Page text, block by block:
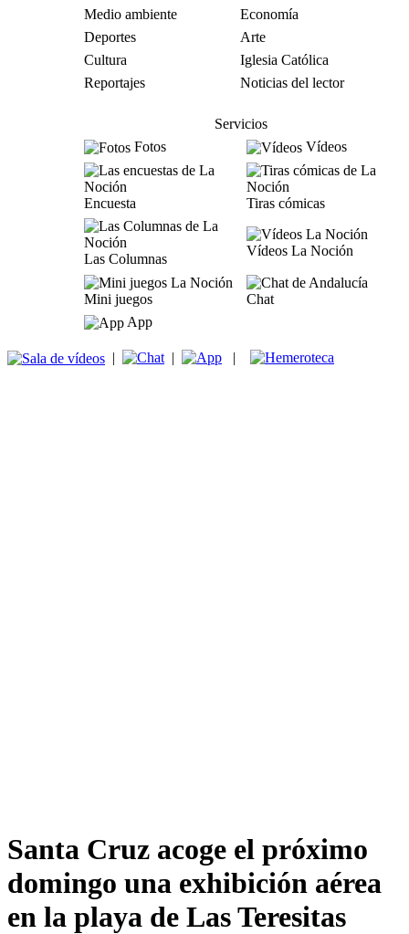
Medio ambiente
Economía
Deportes
Arte
Cultura
Iglesia Católica
Reportajes
Noticias del lector
Servicios
Fotos
Vídeos
Encuesta Tiras cómicas
Las Columnas
Vídeos La Noción
Mini juegos
Chat
App
| | |
Santa Cruz acoge el próximo
domingo una exhibición aérea
en la playa de Las Teresitas